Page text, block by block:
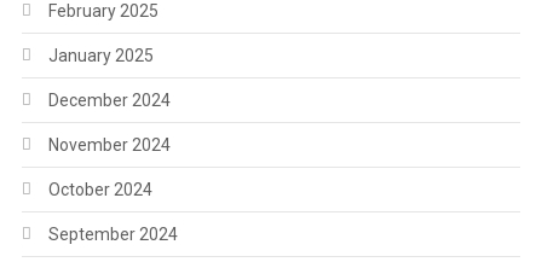
February 2025
January 2025
December 2024
November 2024
October 2024
September 2024